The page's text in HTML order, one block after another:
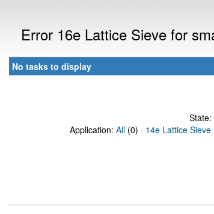
Error 16e Lattice Sieve for
No tasks to display
State:
Application: All (0) · 14e Lattice Sieve